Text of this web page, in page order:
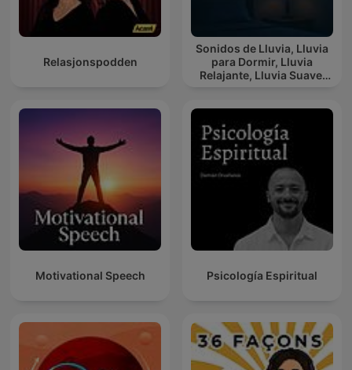
Relasjonspodden
Sonidos de Lluvia, Lluvia
para Dormir, Lluvia
Relajante, Lluvia Suave,
Motivational Speech Psicología Espiritual